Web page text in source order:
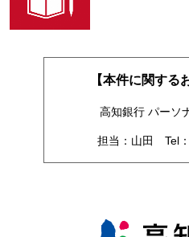
【本件に関する
高知銀行 パーソ
担当：山田 Tel：